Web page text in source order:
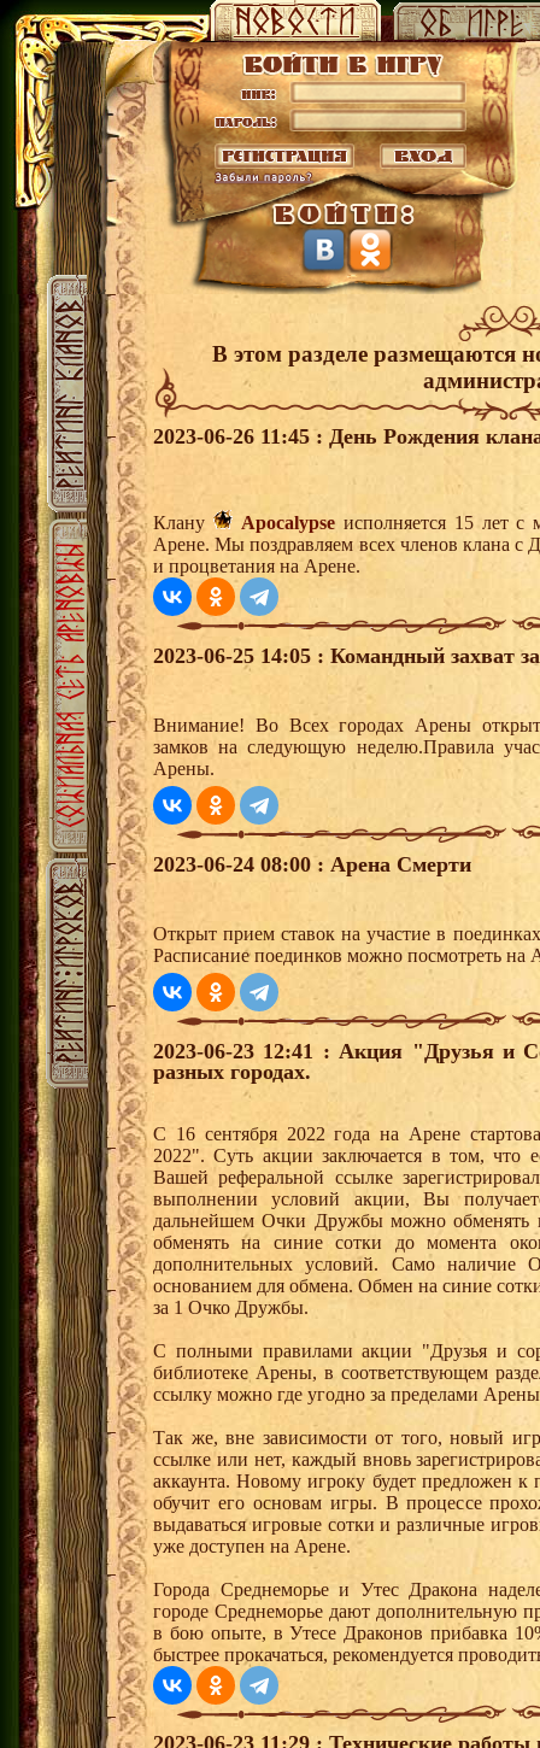
В этом разделе размещаются
2023-06-26 11:45 : День Рождения
Клану Apocalypseисполняется 15 лет с
Арене. Мы поздравляем всех членов клана с
и процветания на Арене.
2023-06-25 14:05 : Командный захват
Внимание! Во Всех городах Арены
замков на следующую неделю.Правила
Арены.
2023-06-24 08:00 : Арена Смерти
Открыт прием ставок на участие в
Расписание поединков можно посмотреть на
2023-06-23 12:41 : Акция "Друзья и
разных городах.
С 16 сентября 2022 года на Арене
2022". Суть акции заключается в том, что
Вашей реферальной ссылке
выполнении условий акции, Вы
дальнейшем Очки Дружбы можно
обменять на синие сотки до момента
дополнительных условий. Само наличие
основанием для обмена. Обмен на синие
за 1 Очко Дружбы.
С полными правилами акции "Друзья и
библиотеке Арены, в соответствующем
ссылку можно где угодно за пределами
Так же, вне зависимости от того, новый
ссылке или нет, каждый вновь
аккаунта. Новому игроку будет предложен
обучит его основам игры. В процессе
выдаваться игровые сотки и различные
уже доступен на Арене.
Города Среднеморье и Утес Дракона
городе Среднеморье дают дополнительную
в бою опыте, в Утесе Драконов прибавка
быстрее прокачаться, рекомендуется